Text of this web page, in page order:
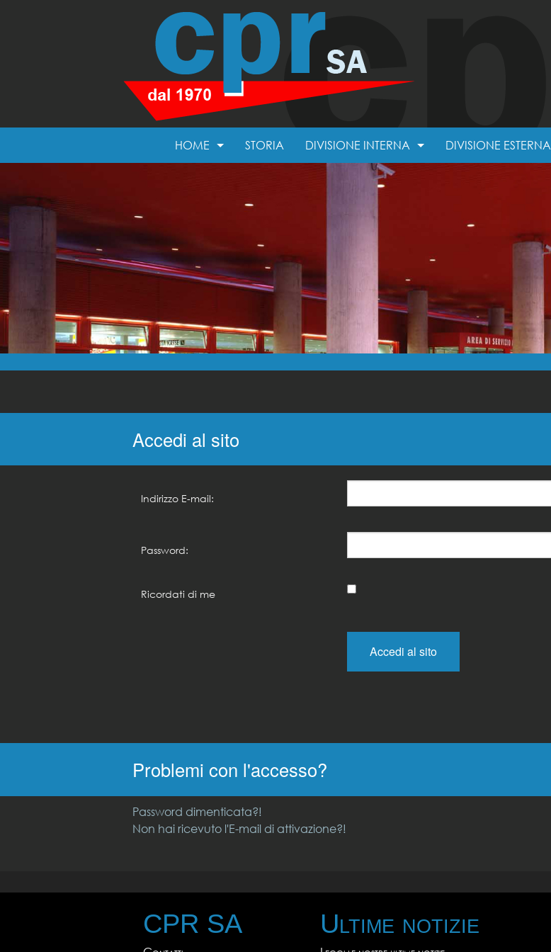
HOME
AREA RISERVATA
STORIA DIVISIONE INTERNA
SOFFITTI RIBASSATI
PARETI MOBILI
OPERE SPECIALI DA GESSATORE
DIVISIONE ESTERNA
Accedi al sito
Indirizzo E-mail:
Password:
Ricordati di me
Problemi con l'accesso?
Password dimenticata?!
Non hai ricevuto l'E-mail di attivazione?!
CPR SA Ultime notizie